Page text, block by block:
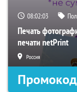
08:02:02
Печать
печати netPrint
Россия
Промокод